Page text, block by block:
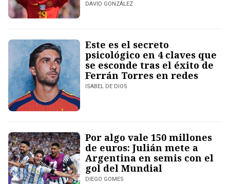
DAVID GONZÁLEZ
Este es el secreto
psicológico en 4 claves que
se esconde tras el éxito de
Ferrán Torres en redes
ISABEL DE DIOS
Por algo vale 150 millones
de euros: Julián mete a
Argentina en semis con el
gol del Mundial
DIEGO GOMES